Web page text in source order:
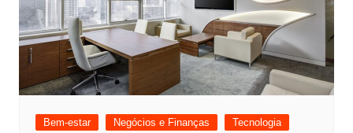
Bem-estar Negócios e Finanças Tecnologia